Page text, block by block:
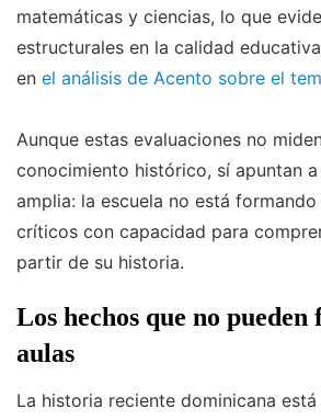
matemáticas y ciencias, lo que
estructurales en la calidad
en el análisis de Acento sobre el
Aunque estas evaluaciones no
conocimiento histórico, sí apuntan
amplia: la escuela no está
críticos con capacidad para
partir de su historia.
Los hechos que no
aulas
La historia reciente dominicana